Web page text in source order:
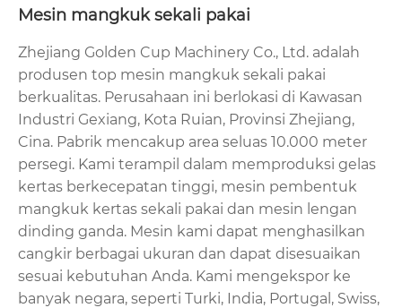
Mesin mangkuk sekali pakai
Zhejiang Golden Cup Machinery Co., Ltd. adalah
produsen top mesin mangkuk sekali pakai
berkualitas. Perusahaan ini berlokasi di Kawasan
Industri Gexiang, Kota Ruian, Provinsi Zhejiang,
Cina. Pabrik mencakup area seluas 10.000 meter
persegi. Kami terampil dalam memproduksi gelas
kertas berkecepatan tinggi, mesin pembentuk
mangkuk kertas sekali pakai dan mesin lengan
dinding ganda. Mesin kami dapat menghasilkan
cangkir berbagai ukuran dan dapat disesuaikan
sesuai kebutuhan Anda. Kami mengekspor ke
banyak negara, seperti Turki, India, Portugal, Swiss,